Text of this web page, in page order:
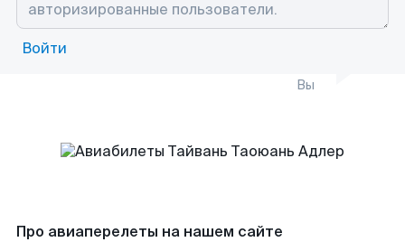
Войти
Вы
Про авиаперелеты на нашем сайте